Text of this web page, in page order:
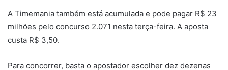
A Timemania também está acumulada e pode pagar R$ 23
milhões pelo concurso 2.071 nesta terça-feira. A aposta
custa R$ 3,50.
Para concorrer, basta o apostador escolher dez dezenas